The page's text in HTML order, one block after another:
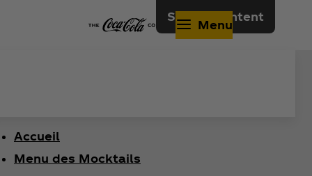
Skip to content
Menu
Accueil​
Menu des Mocktails​